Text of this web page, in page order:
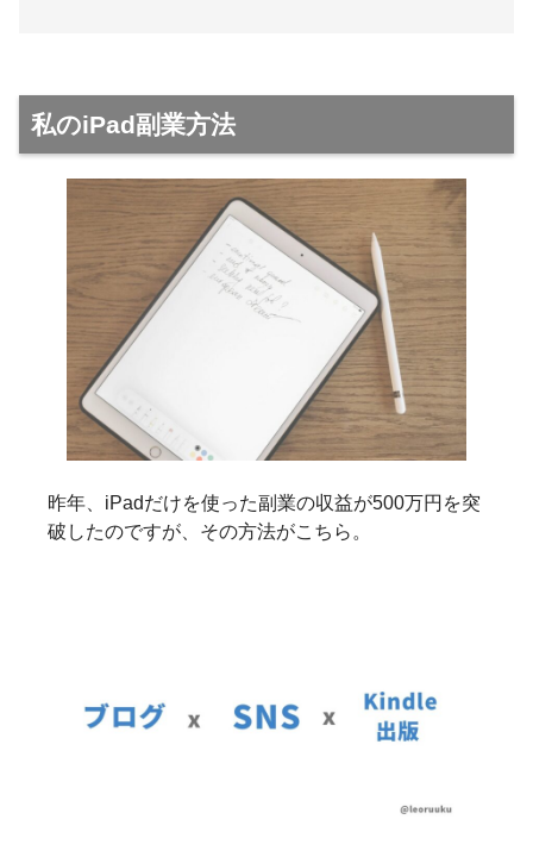
私のiPad副業方法
昨年、iPadだけを使った副業の収益が500万円を突
破したのですが、その方法がこちら。